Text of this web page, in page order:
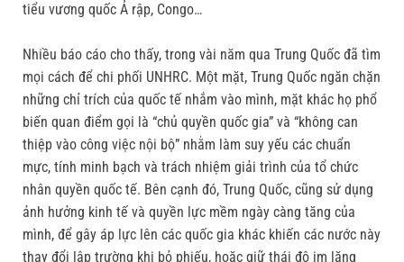
tiểu vương quốc Ả rập, Congo…
Nhiều báo cáo cho thấy, trong vài năm qua Trung Quốc đã tìm
mọi cách để chi phối UNHRC. Một mặt, Trung Quốc ngăn chặn
những chỉ trích của quốc tế nhắm vào mình, mặt khác họ phổ
biến quan điểm gọi là “chủ quyền quốc gia” và “không can
thiệp vào công việc nội bộ” nhằm làm suy yếu các chuẩn
mực, tính minh bạch và trách nhiệm giải trình của tổ chức
nhân quyền quốc tế. Bên cạnh đó, Trung Quốc, cũng sử dụng
ảnh hưởng kinh tế và quyền lực mềm ngày càng tăng của
mình, để gây áp lực lên các quốc gia khác khiến các nước này
thay đổi lập trường khi bỏ phiếu, hoặc giữ thái độ im lặng